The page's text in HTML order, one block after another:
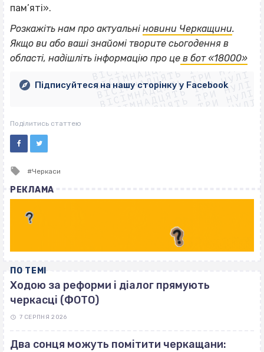
пам’яті».
Розкажіть нам про актуальні новини Черкащини.
Якщо ви або ваші знайомі творите сьогодення в
області, надішліть інформацію про це в бот «18000»
ВІСІМНАДЦЯТЬ ТРИ НУЛІ
ВІСІМНАДЦЯТЬ ТРИ НУЛІ
ВІСІМНАДЦЯТЬ ТРИ НУЛІ
ВІСІМНАДЦЯТЬ ТРИ НУЛІ
ВІСІМНАДЦЯТЬ ТРИ НУЛІ
ВІСІМНАДЦЯТЬ ТРИ НУЛІ
ВІСІМНАДЦЯТЬ ТРИ НУЛІ
ВІСІМНАДЦЯТЬ ТРИ НУЛІ
Підписуйтеся на нашу сторінку у Facebook
Поділитись статтею
Tagged
Черкаси
РЕКЛАМА
ПО ТЕМІ
Ходою за реформи і діалог прямують
черкасці (ФОТО)
7 СЕРПНЯ 2026
Два сонця можуть помітити черкащани: